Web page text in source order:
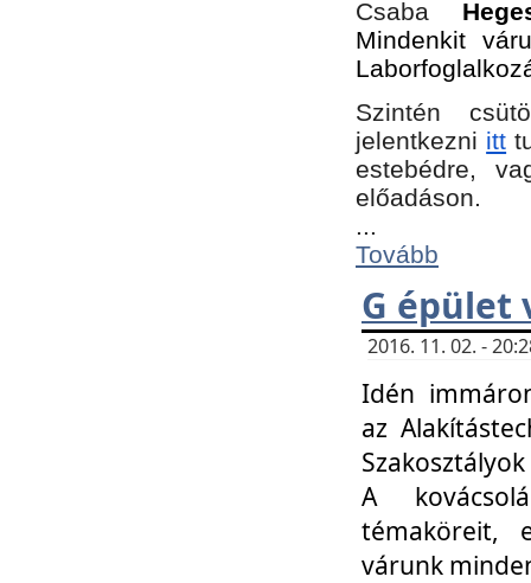
Csaba
Mindenkit
Szintén
jelentkezni itt
estebédre,
előadáson.
...
Tovább
G épület
2016. 11. 02. -
Idén
az
A
témaköreit,
várunk